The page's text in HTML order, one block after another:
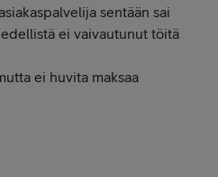
sentään sai
ei vaivautunut töitä
ei huvita maksaa